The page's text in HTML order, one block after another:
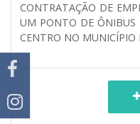
CONTRATAÇÃO DE
UM PONTO DE ÔNIBUS
CENTRO NO MUNICÍPIO